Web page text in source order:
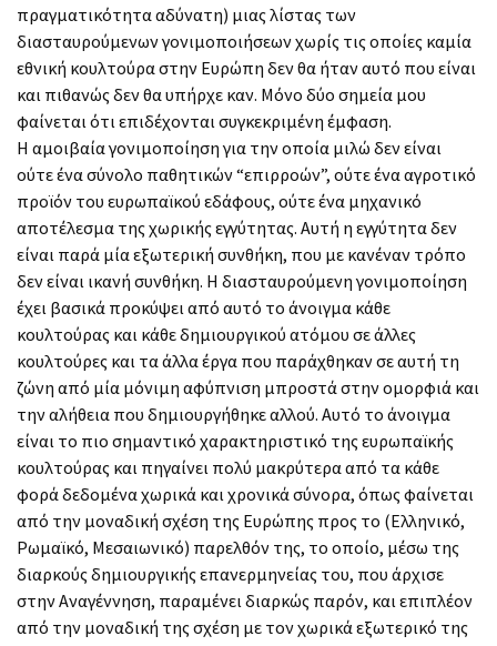
πραγματικότητα αδύνατη) μιας λίστας των
διασταυρούμενων γονιμοποιήσεων χωρίς τις οποίες καμία
εθνική κουλτούρα στην Ευρώπη δεν θα ήταν αυτό που είναι
και πιθανώς δεν θα υπήρχε καν. Μόνο δύο σημεία μου
φαίνεται ότι επιδέχονται συγκεκριμένη έμφαση.
Η αμοιβαία γονιμοποίηση για την οποία μιλώ δεν είναι
ούτε ένα σύνολο παθητικών “επιρροών”, ούτε ένα αγροτικό
προϊόν του ευρωπαϊκού εδάφους, ούτε ένα μηχανικό
αποτέλεσμα της χωρικής εγγύτητας. Αυτή η εγγύτητα δεν
είναι παρά μία εξωτερική συνθήκη, που με κανέναν τρόπο
δεν είναι ικανή συνθήκη. Η διασταυρούμενη γονιμοποίηση
έχει βασικά προκύψει από αυτό το άνοιγμα κάθε
κουλτούρας και κάθε δημιουργικού ατόμου σε άλλες
κουλτούρες και τα άλλα έργα που παράχθηκαν σε αυτή τη
ζώνη από μία μόνιμη αφύπνιση μπροστά στην ομορφιά και
την αλήθεια που δημιουργήθηκε αλλού. Αυτό το άνοιγμα
είναι το πιο σημαντικό χαρακτηριστικό της ευρωπαϊκής
κουλτούρας και πηγαίνει πολύ μακρύτερα από τα κάθε
φορά δεδομένα χωρικά και χρονικά σύνορα, όπως φαίνεται
από την μοναδική σχέση της Ευρώπης προς το (Ελληνικό,
Ρωμαϊκό, Μεσαιωνικό) παρελθόν της, το οποίο, μέσω της
διαρκούς δημιουργικής επανερμηνείας του, που άρχισε
στην Αναγέννηση, παραμένει διαρκώς παρόν, και επιπλέον
από την μοναδική της σχέση με τον χωρικά εξωτερικό της